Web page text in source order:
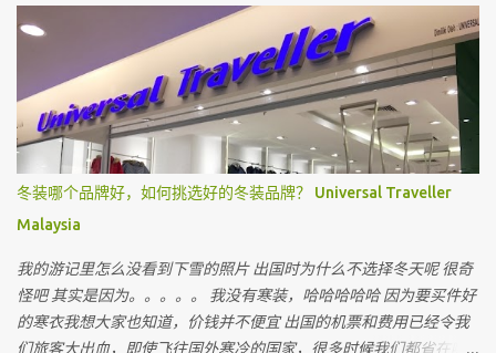
冬装哪个品牌好，如何挑选好的冬装品牌？ Universal Traveller
Malaysia
我的游记里怎么没看到下雪的照片 出国时为什么不选择冬天呢 很奇
怪吧 其实是因为。。。。。 我没有寒装，哈哈哈哈哈 因为要买件好
的寒衣我想大家也知道，价钱并不便宜 出国的机票和费用已经令我
们旅客大出血，即使飞往国外寒冷的国家，很多时候我们都省在哪